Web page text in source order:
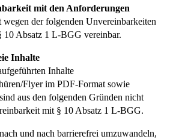
mit den Anforderungen
wegen der folgenden Unvereinbarkeiten
10 Absatz 1 L-BGG vereinbar.
Inhalte
Inhalte
Flyer im PDF-Format sowie
aus den folgenden Gründen nicht
mit § 10 Absatz 1 L-BGG.
und nach barrierefrei umzuwandeln,